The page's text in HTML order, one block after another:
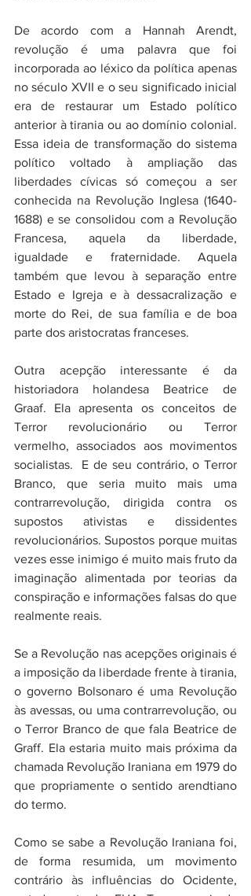
De acordo com a Hannah Arendt,
revolução é uma palavra que foi
incorporada ao léxico da política apenas
no século XVII e o seu significado inicial
era de restaurar um Estado político
anterior à tirania ou ao domínio colonial.
Essa ideia de transformação do sistema
político voltado à ampliação das
liberdades cívicas só começou a ser
conhecida na Revolução Inglesa (1640-
1688) e se consolidou com a Revolução
Francesa, aquela da liberdade,
igualdade e fraternidade. Aquela
também que levou à separação entre
Estado e Igreja e à dessacralização e
morte do Rei, de sua família e de boa
parte dos aristocratas franceses.
Outra acepção interessante é da
historiadora holandesa Beatrice de
Graaf. Ela apresenta os conceitos de
Terror revolucionário ou Terror
vermelho, associados aos movimentos
socialistas.  E de seu contrário, o Terror
Branco, que seria muito mais uma
contrarrevolução, dirigida contra os
supostos ativistas e dissidentes
revolucionários. Supostos porque muitas
vezes esse inimigo é muito mais fruto da
imaginação alimentada por teorias da
conspiração e informações falsas do que
realmente reais.
Se a Revolução nas acepções originais é
a imposição da liberdade frente à tirania,
o governo Bolsonaro é uma Revolução
às avessas, ou uma contrarrevolução, ou
o Terror Branco de que fala Beatrice de
Graff. Ela estaria muito mais próxima da
chamada Revolução Iraniana em 1979 do
que propriamente o sentido arendtiano
do termo.
Como se sabe a Revolução Iraniana foi,
de forma resumida, um movimento
contrário às influências do Ocidente,